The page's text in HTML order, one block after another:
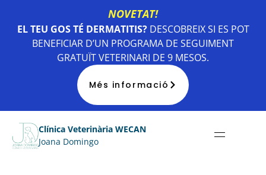
NOVETAT!
EL TEU GOS TÉ DERMATITIS?DESCOBREIX SI ES POT
BENEFICIAR D’UN PROGRAMA DE SEGUIMENT
GRATUÏT VETERINARI DE 9 MESOS.
Més informació
Clínica Veterinària WECAN
Joana Domingo